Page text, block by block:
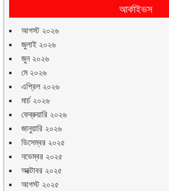
আর্কাইভস
আগস্ট ২০২৬
জুলাই ২০২৬
জুন ২০২৬
মে ২০২৬
এপ্রিল ২০২৬
মার্চ ২০২৬
ফেব্রুয়ারি ২০২৬
জানুয়ারি ২০২৬
ডিসেম্বর ২০২৫
নভেম্বর ২০২৫
অক্টোবর ২০২৫
আগস্ট ২০২৫